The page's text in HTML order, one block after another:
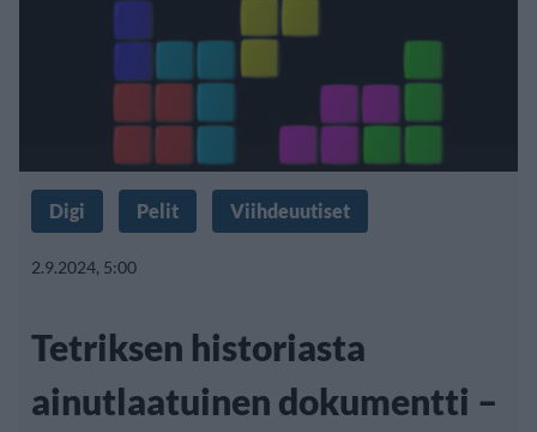
Digi Pelit Viihdeuutiset
2.9.2024, 5:00
Tetriksen historiasta
ainutlaatuinen dokumentti –